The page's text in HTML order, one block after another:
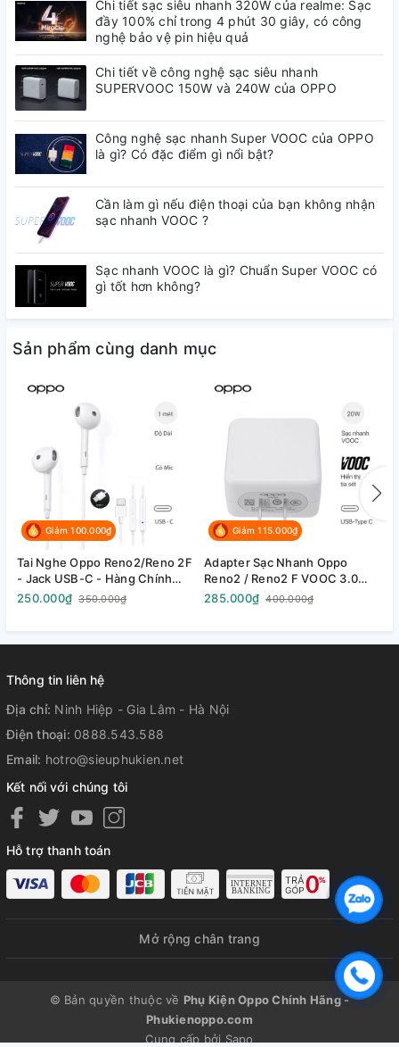
Cáp Sạc Nhanh Oppo
VOOC 3.0 USB Type C
Dây Dài 1 Mét
--------------------------------------------------------
Sản phẩm của phukienoppo.com
được cam kết hàng 100%
là hàng chính hãng
Chính sách bảo hành và đổi trả rõ ràng
Sự hài lòng với mỗi sản phẩm được bán ra là thành công
---------------------------------------------------------
---
06 tháng - 1 đổi -1 (đổi mới) có giá: 250.000vnđ - đang
được giảm giá 135.000 vnđ
Với chiều dài dây 01 mét - trên thân sạc USB-C, một cổng có
Chi tiết sạc siêu nhanh 320W của realme: Sạc
đầy 100% chỉ trong 4 phút 30 giây, có công
nghệ bảo vệ pin hiệu quả
Chi tiết về công nghệ sạc siêu nhanh
SUPERVOOC 150W và 240W của OPPO
Công nghệ sạc nhanh Super VOOC của OPPO
là gì? Có đặc điểm gì nổi bật?
Cần làm gì nếu điện thoại của bạn không nhận
sạc nhanh VOOC ?
Sạc nhanh VOOC là gì? Chuẩn Super VOOC có
gì tốt hơn không?
Sản phẩm cùng danh mục
Giảm 100.000₫
Tai Nghe Oppo Reno2/Reno 2F
- Jack USB-C - Hàng Chính
Hãng - Fullbox
250.000₫ 350.000₫
Giảm 115.000₫
Adapter Sạc Nhanh Oppo
Reno2 / Reno2 F VOOC 3.0
20W - Hàng Chính Hãng
285.000₫ 400.000₫
Thông tin liên hệ
Địa chỉ: Ninh Hiệp - Gia Lâm - Hà Nội
Điện thoại: 0888.543.588
Email: hotro@sieuphukien.net
Kết nối với chúng tôi
Hỗ trợ thanh toán
Mở rộng chân trang
© Bản quyền thuộc về Phụ Kiện Oppo Chính Hãng -
Phukienoppo.com
Cung cấp bởi Sapo